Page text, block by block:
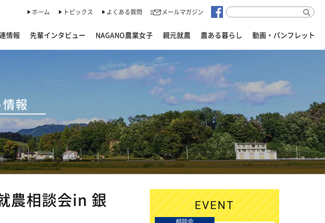
ホーム トピックス よくある質問 メールマガジン
情報 先輩インタビュー NAGANO農業女子 親元就農 農ある暮らし 動画・パンフレット
報
農相談会in 銀
EVENT